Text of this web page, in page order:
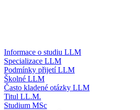
Informace o studiu LLM
Specializace LLM
Podmínky přijetí LLM
Školné LLM
Často kladené otázky LLM
Titul LL.M.
Studium MSc